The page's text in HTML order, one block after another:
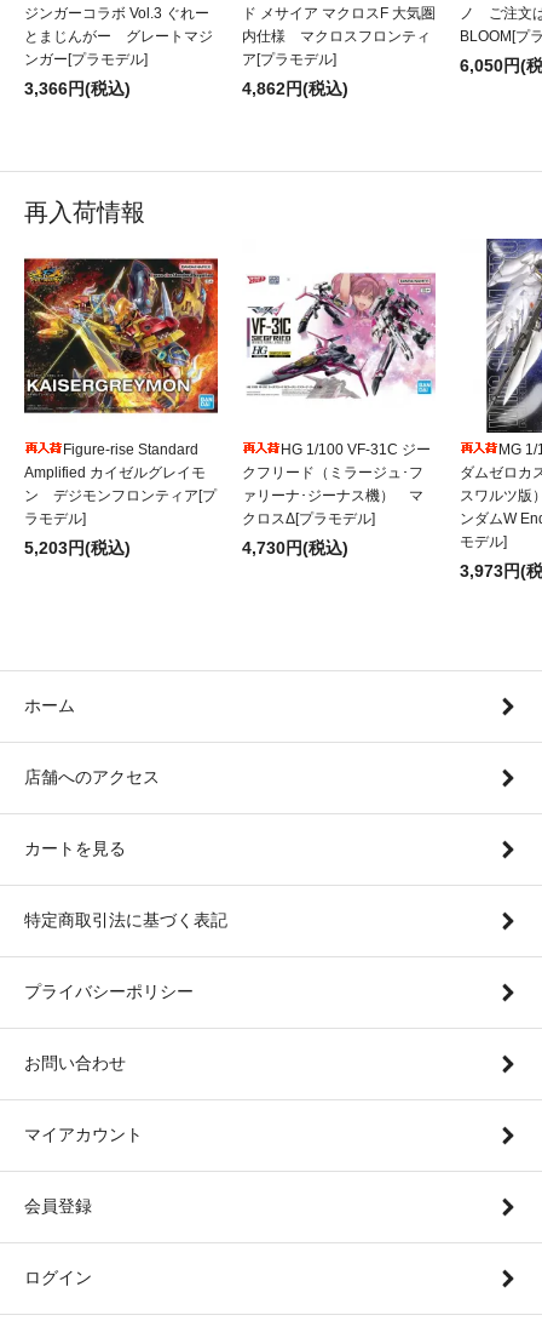
ジンガーコラボ Vol.3 ぐれー
とまじんがー グレートマジ
ンガー[プラモデル]
3,366円(税込)
ド メサイア マクロスF 大気圏
内仕様 マクロスフロンティ
ア[プラモデル]
4,862円(税込)
ノ ご注文
BLOOM[プ
6,050円(
再入荷情報
Figure-rise Standard
Amplified カイゼルグレイモ
ン デジモンフロンティア[プ
ラモデル]
5,203円(税込)
HG 1/100 VF-31C ジー
クフリード（ミラージュ･フ
ァリーナ･ジーナス機） マ
クロスΔ[プラモデル]
4,730円(税込)
MG
ダムゼロカ
スワルツ版
ンダムW
モデル]
3,973円(
ホーム
店舗へのアクセス
カートを見る
特定商取引法に基づく表記
プライバシーポリシー
お問い合わせ
マイアカウント
会員登録
ログイン